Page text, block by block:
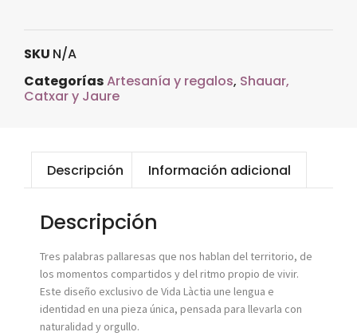
SKU N/A
CategoríasArtesanía y regalos, Shauar,
Catxar y Jaure
Descripción Información adicional
Descripción
Tres palabras pallaresas que nos hablan del territorio, de
los momentos compartidos y del ritmo propio de vivir.
Este diseño exclusivo de Vida Làctia une lengua e
identidad en una pieza única, pensada para llevarla con
naturalidad y orgullo.